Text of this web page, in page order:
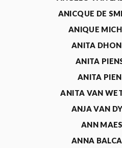
ANICQUE DE
ANIQUE
ANITA
ANITA
ANITA
ANITA VAN
ANJA VAN
ANN
ANNA